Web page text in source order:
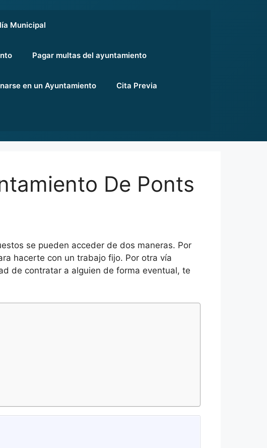
Municipal
Pagar multas del ayuntamiento
en un Ayuntamiento Cita Previa
De Ponts
se pueden acceder de dos maneras. Por
hacerte con un trabajo fijo. Por otra vía
de contratar a alguien de forma eventual, te